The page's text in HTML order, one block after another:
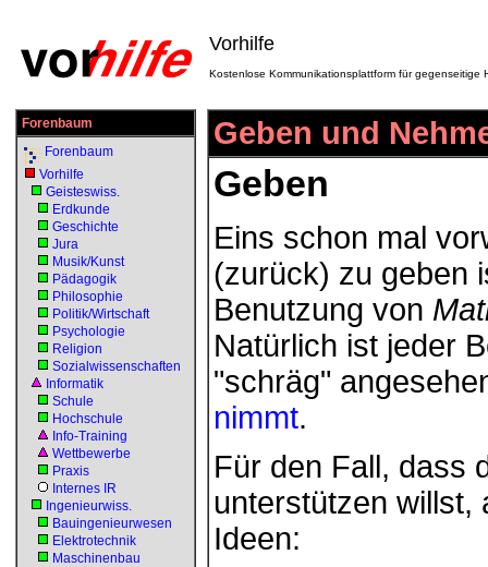
Vorhilfe
Kostenlose Kommunikationsplattform für gegenseitige
Forenbaum
Forenbaum
Vorhilfe
Geisteswiss.
Erdkunde
Geschichte
Jura
Musik/Kunst
Pädagogik
Philosophie
Politik/Wirtschaft
Psychologie
Religion
Sozialwissenschaften
Informatik
Schule
Hochschule
Info-Training
Wettbewerbe
Praxis
Internes IR
Ingenieurwiss.
Bauingenieurwesen
Elektrotechnik
Maschinenbau
Geben und
Geben
Eins schon mal
(zurück) zu geben
Benutzung von
Natürlich ist jeder
"schräg"
nimmt.
Für den Fall, dass
unterstützen willst,
Ideen: